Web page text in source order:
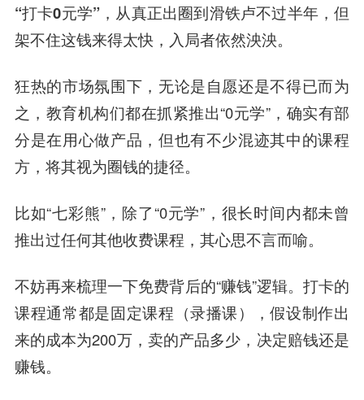
“打卡0元学”，从真正出圈到滑铁卢不过半年，但
架不住这钱来得太快，入局者依然泱泱。
狂热的市场氛围下，无论是自愿还是不得已而为
之，教育机构们都在抓紧推出“0元学”，确实有部
分是在用心做产品，但也有不少混迹其中的课程
方，将其视为圈钱的捷径。
比如“七彩熊”，除了“0元学”，很长时间内都未曾
推出过任何其他收费课程，其心思不言而喻。
不妨再来梳理一下免费背后的“赚钱”逻辑。打卡的
课程通常都是固定课程（录播课），假设制作出
来的成本为200万，卖的产品多少，决定赔钱还是
赚钱。